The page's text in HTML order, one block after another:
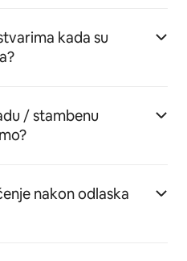
kada su
/ stambenu
nakon odlaska